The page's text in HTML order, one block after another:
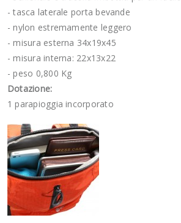
- tasca laterale porta bevande
- nylon estremamente leggero
- misura esterna 34x19x45
- misura interna: 22x13x22
- peso 0,800 Kg
Dotazione:
1 parapioggia incorporato